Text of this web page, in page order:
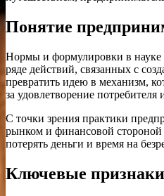
Понятие
Нормы и формулировки в науке
ряде действий, связанных с
превратить идею в механизм,
за удовлетворение потребителя
С точки зрения практики
рынком и финансовой стороной
потерять деньги и время на
Ключевые признаки